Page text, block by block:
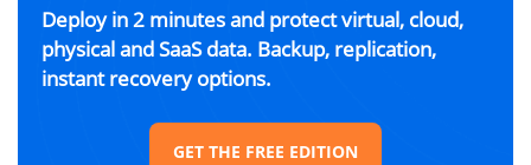
Deploy in 2 minutes and protect virtual, cloud,
physical and SaaS data. Backup, replication,
instant recovery options.
GET THE FREE EDITION